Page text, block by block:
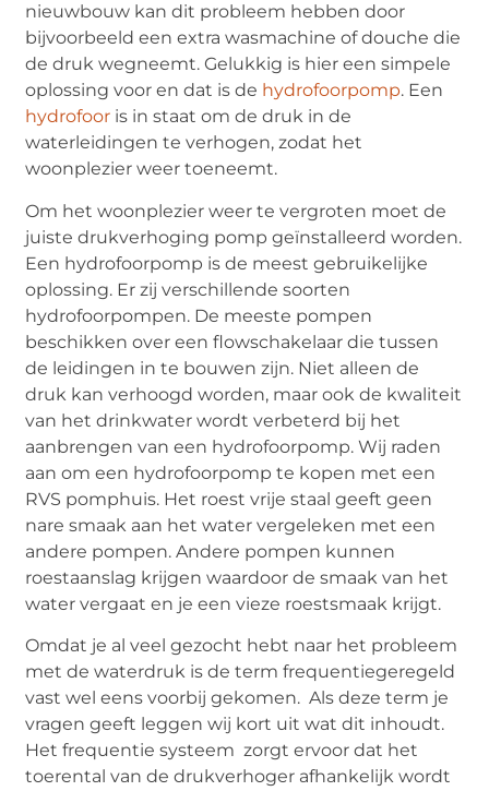
nieuwbouw kan dit probleem hebben door
bijvoorbeeld een extra wasmachine of douche die
de druk wegneemt. Gelukkig is hier een simpele
oplossing voor en dat is de hydrofoorpomp. Een
hydrofoor is in staat om de druk in de
waterleidingen te verhogen, zodat het
woonplezier weer toeneemt.
Om het woonplezier weer te vergroten moet de
juiste drukverhoging pomp geïnstalleerd worden.
Een hydrofoorpomp is de meest gebruikelijke
oplossing. Er zij verschillende soorten
hydrofoorpompen. De meeste pompen
beschikken over een flowschakelaar die tussen
de leidingen in te bouwen zijn. Niet alleen de
druk kan verhoogd worden, maar ook de kwaliteit
van het drinkwater wordt verbeterd bij het
aanbrengen van een hydrofoorpomp. Wij raden
aan om een hydrofoorpomp te kopen met een
RVS pomphuis. Het roest vrije staal geeft geen
nare smaak aan het water vergeleken met een
andere pompen. Andere pompen kunnen
roestaanslag krijgen waardoor de smaak van het
water vergaat en je een vieze roestsmaak krijgt.
Omdat je al veel gezocht hebt naar het probleem
met de waterdruk is de term frequentiegeregeld
vast wel eens voorbij gekomen. Als deze term je
vragen geeft leggen wij kort uit wat dit inhoudt.
Het frequentie systeem zorgt ervoor dat het
toerental van de drukverhoger afhankelijk wordt